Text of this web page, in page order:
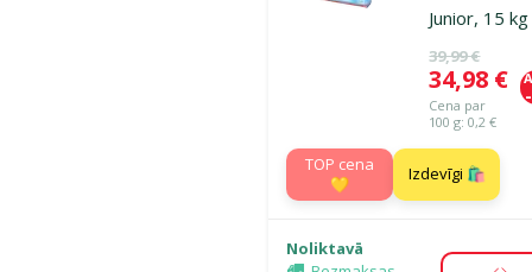
Junior, 15 kg
Oriģinālā
39,99 €
Cena
34,98 €
Cena par
100 g: 0,2 €
TOP cena
💛
Izdevīgi 🛍️
Noliktavā